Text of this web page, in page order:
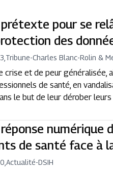
pour se
des
Tribune-Charles Blanc-Rolin &
crise et de peur généralisée,
de santé, en
le but de leur dérober
numérique
de santé face à
,Actualité-DSIH